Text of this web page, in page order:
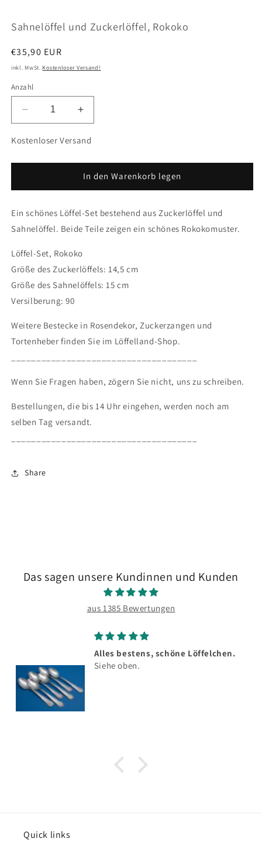
Sahnelöffel und Zuckerlöffel, Rokoko
Normaler
Preis
€35,90 EUR
inkl. MwSt. Kostenloser Versand!
Anzahl
Verringere
die
Menge
Sahnelöffel
Zuckerlöffel,
Erhöhe
die
Menge
Sahnelöffel
und
Zuckerlöffel,
Kostenloser Versand
In den Warenkorb legen
Ein schönes Löffel-Set bestehend aus Zuckerlöffel und
Sahnelöffel. Beide Teile zeigen ein schönes Rokokomuster.
Löffel-Set, Rokoko
Größe des Zuckerlöffels: 14,5 cm
Größe des Sahnelöffels: 15 cm
Versilberung: 90
Weitere Bestecke in Rosendekor, Zuckerzangen und
Tortenheber finden Sie im Löffelland-Shop.
Wenn Sie Fragen haben, zögern Sie nicht, uns zu schreiben.
Bestellungen, die bis 14 Uhr eingehen, werden noch am
selben Tag versandt.
Share
Das sagen unsere Kundinnen und Kunden
aus 1385 Bewertungen
Alles bestens, schöne Löffelchen.
Siehe oben.
Quick links